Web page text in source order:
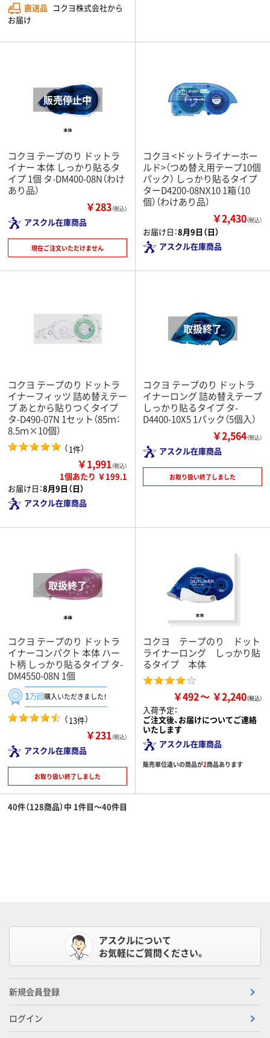
直送品 コクヨ株式会社から
お届け
コクヨ テープのり ドットラ
イナー 本体 しっかり貼るタ
イプ 1個 タ-DM400-08N（わけ
あり品）
￥283（税込）
アスクル在庫商品
現在ご注文いただけません
コクヨ <ドットライナーホー
ルド>（つめ替え用テープ10個
パック） しっかり貼るタイプ
ターD4200-08NX10 1箱（10
個）（わけあり品）
￥2,430（税込）
お届け日：8月9日（日）
アスクル在庫商品
コクヨ テープのり ドットラ
イナーフィッツ 詰め替えテー
プ あとから貼りつくタイプ
タ-D490-07N 1セット（85ｍ：
8.5ｍ×10個）
（1件）
￥1,991（税込）
1個あたり ￥199.1
お届け日：8月9日（日）
アスクル在庫商品
コクヨ テープのり ドットラ
イナーロング 詰め替えテープ
しっかり貼るタイプ タ-
D4400-10X5 1パック（5個入）
￥2,564（税込）
アスクル在庫商品
お取り扱い終了しました
コクヨ テープのり ドットラ
イナーコンパクト 本体 ハー
ト柄 しっかり貼るタイプ タ-
DM4550-08N 1個
1万回購入いただきました！
（13件）
￥231（税込）
アスクル在庫商品
お取り扱い終了しました
コクヨ テープのり ドット
ライナーロング しっかり貼
るタイプ 本体
￥492 ￥2,240
入荷予定：
ご注文後、お届けについてご連絡
いたします
アスクル在庫商品
販売単位違いの商品が2商品あります
40件（128商品）中 1件目～40件目
アスクルについて
お気軽にご質問ください。
新規会員登録
ログイン